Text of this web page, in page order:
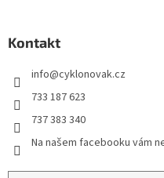
Kontakt
info@cyklonovak.cz
733 187 623
737 383 340
Na našem facebooku vám